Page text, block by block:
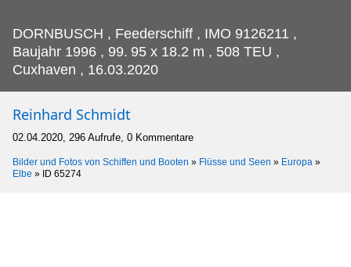
DORNBUSCH , Feederschiff , IMO 9126211 ,
Baujahr 1996 , 99. 95 x 18.2 m , 508 TEU ,
Cuxhaven , 16.03.2020
Reinhard Schmidt
02.04.2020, 296 Aufrufe, 0 Kommentare
Bilder und Fotos von Schiffen und Booten » Flüsse und Seen » Europa »
Elbe » ID 65274